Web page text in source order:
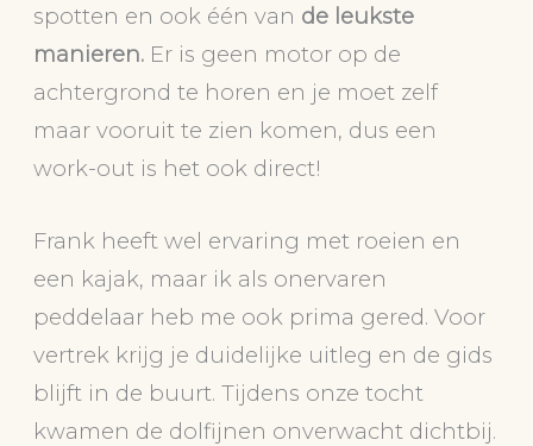
spotten en ook één van de leukste
manieren. Er is geen motor op de
achtergrond te horen en je moet zelf
maar vooruit te zien komen, dus een
work-out is het ook direct!
Frank heeft wel ervaring met roeien en
een kajak, maar ik als onervaren
peddelaar heb me ook prima gered. Voor
vertrek krijg je duidelijke uitleg en de gids
blijft in de buurt. Tijdens onze tocht
kwamen de dolfijnen onverwacht dichtbij.